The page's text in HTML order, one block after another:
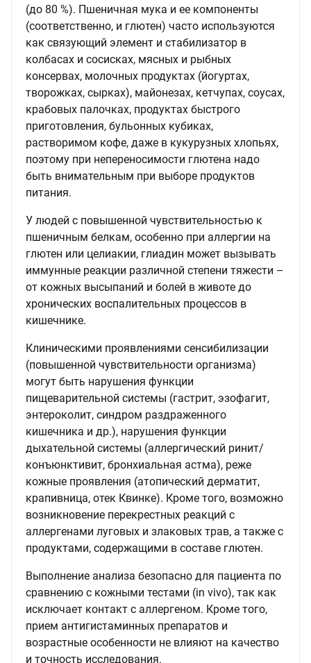
(до 80 %). Пшеничная мука и ее компоненты
(соответственно, и глютен) часто используются
как связующий элемент и стабилизатор в
колбасах и сосисках, мясных и рыбных
консервах, молочных продуктах (йогуртах,
творожках, сырках), майонезах, кетчупах, соусах,
крабовых палочках, продуктах быстрого
приготовления, бульонных кубиках,
растворимом кофе, даже в кукурузных хлопьях,
поэтому при непереносимости глютена надо
быть внимательным при выборе продуктов
питания.
У людей с повышенной чувствительностью к
пшеничным белкам, особенно при аллергии на
глютен или целиакии, глиадин может вызывать
иммунные реакции различной степени тяжести –
от кожных высыпаний и болей в животе до
хронических воспалительных процессов в
кишечнике.
Клиническими проявлениями сенсибилизации
(повышенной чувствительности организма)
могут быть нарушения функции
пищеварительной системы (гастрит, эзофагит,
энтероколит, синдром раздраженного
кишечника и др.), нарушения функции
дыхательной системы (аллергический ринит/
конъюнктивит, бронхиальная астма), реже
кожные проявления (атопический дерматит,
крапивница, отек Квинке). Кроме того, возможно
возникновение перекрестных реакций с
аллергенами луговых и злаковых трав, а также с
продуктами, содержащими в составе глютен.
Выполнение анализа безопасно для пациента по
сравнению с кожными тестами (in vivo), так как
исключает контакт с аллергеном. Кроме того,
прием антигистаминных препаратов и
возрастные особенности не влияют на качество
и точность исследования.